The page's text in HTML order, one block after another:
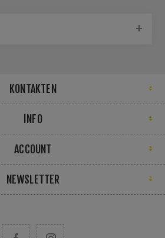
KONTAKTEN
INFO
ACCOUNT
NEWSLETTER